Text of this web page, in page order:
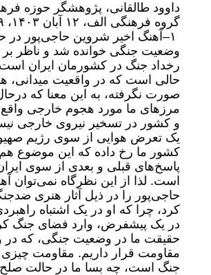
داوود طالقانی، پژوهشگر حوزه
گروه فرهنگی الف، ۱۲ آبان ۱۴۰۳، ۰۸:۴۹
۱–آهنگ اخیر شروین حاجی‌پور در
وضعیت جنگی خوانده شد و ناظر بر
رخداد جنگ در کشورمان ایران
حالی است که در واقعیت میدانی،
صورت نگرفته، به این معنا که
مرزهای ما مورد هجوم خارجی
و کشور در تسخیر نیروی خارجی
یک تعرض هوایی از سوی رژیم
کشور ما رخ داده که این موضوع هم
پاسخ‌های قبلی و بعدی از سوی
است. لذا از این نظرگاه نمی‌توان
حاجی‌پور را در ذیل آثار هنری
کرد، چرا که او در یک اشتباه
در یک پیشفرض، وارد فضای جنگ
حقیقت ما در وضعیت جنگی، که
مقاومت قرار داریم. مقاومت چیزی
جنگ است، چه بسا ما در حالت صلح